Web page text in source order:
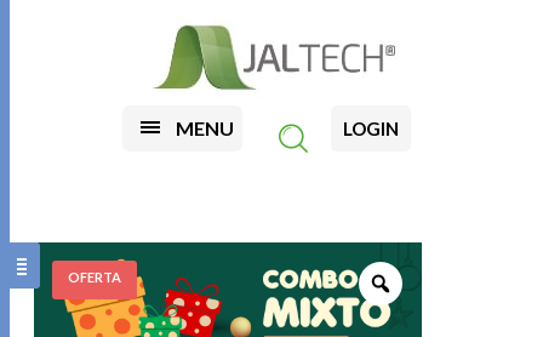
MENU LOGIN